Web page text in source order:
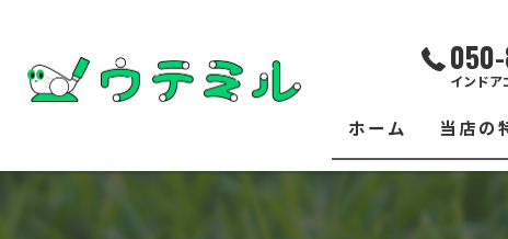
インドア
ホーム 当店の